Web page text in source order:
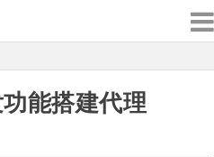
能搭建代理